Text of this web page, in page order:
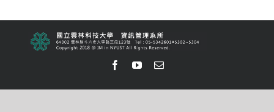
Facebook
YoutubeEmail